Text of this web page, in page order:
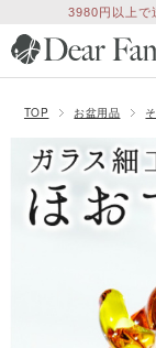
3980円以上で
TOP お盆用品